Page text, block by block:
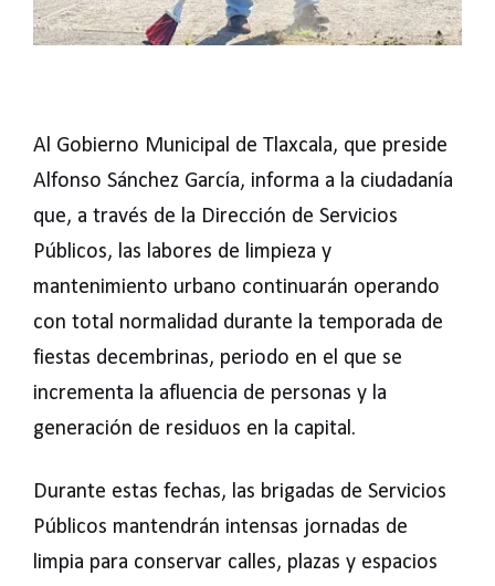
Al Gobierno Municipal de Tlaxcala, que preside
Alfonso Sánchez García, informa a la ciudadanía
que, a través de la Dirección de Servicios
Públicos, las labores de limpieza y
mantenimiento urbano continuarán operando
con total normalidad durante la temporada de
fiestas decembrinas, periodo en el que se
incrementa la afluencia de personas y la
generación de residuos en la capital.
Durante estas fechas, las brigadas de Servicios
Públicos mantendrán intensas jornadas de
limpia para conservar calles, plazas y espacios